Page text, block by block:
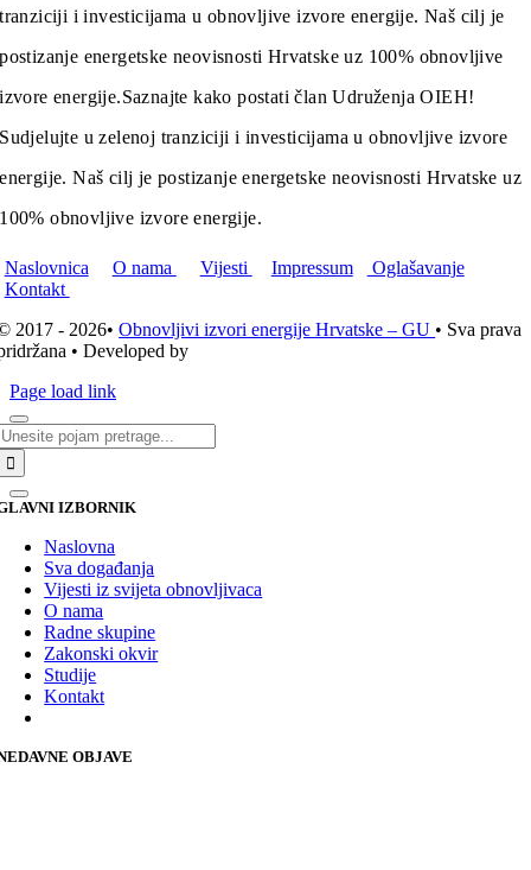
tranziciji i investicijama u obnovljive izvore energije. Naš cilj je
postizanje energetske neovisnosti Hrvatske uz 100% obnovljive
izvore energije.Saznajte kako postati član Udruženja OIEH!
Sudjelujte u zelenoj tranziciji i investicijama u obnovljive izvore
energije. Naš cilj je postizanje energetske neovisnosti Hrvatske uz
100% obnovljive izvore energije.
Naslovnica O nama Vijesti Impressum
Oglašavanje
Kontakt
2017 - 2026•Obnovljivi izvori energije Hrvatske – GU • Sva prava
• Developed by
Page load link
IZBORNIK
Naslovna
Sva događanja
Vijesti iz svijeta obnovljivaca
O nama
Radne skupine
Zakonski okvir
Studije
Kontakt
OBJAVE